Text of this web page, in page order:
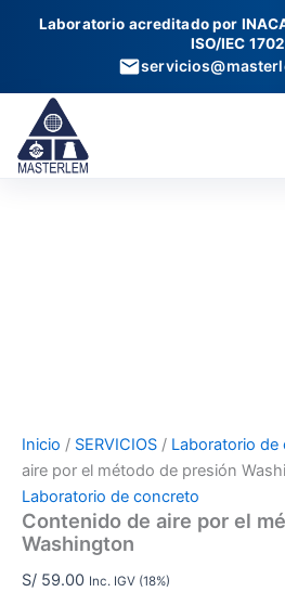
Laboratorio acreditado por
ISO/IEC
Inicio / SERVICIOS / Laboratorio de
aire por el método de presión
Laboratorio de concreto
Contenido de aire por el
Washington
S/ 59.00 Inc. IGV (18%)
el
método
de
presión